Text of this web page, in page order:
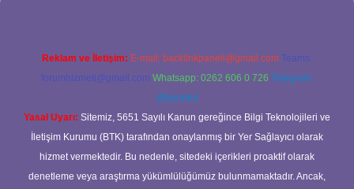
Reklam ve İletişim: E-mail: backlinkpaneli@gmail.com Teams:
forumhizmeti@gmail.com Whatsapp: 0262 606 0 726 Telegram:
@karabul
Yasal Uyarı: Sitemiz, 5651 Sayılı Kanun gereğince Bilgi Teknolojileri ve
İletişim Kurumu (BTK) tarafından onaylanmış bir Yer Sağlayıcı olarak
hizmet vermektedir. Bu nedenle, sitedeki içerikleri proaktif olarak
denetleme veya araştırma yükümlülüğümüz bulunmamaktadır. Ancak,